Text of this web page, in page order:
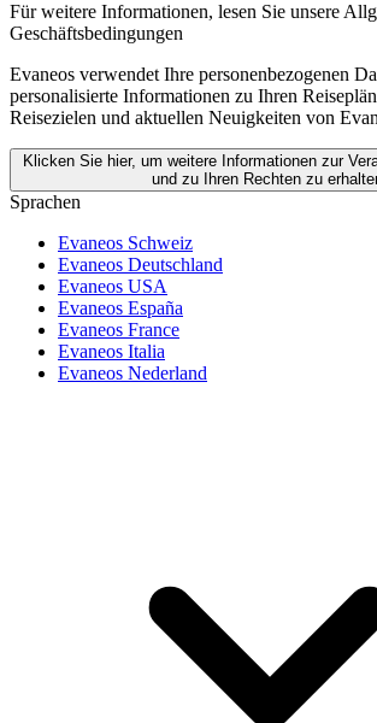
Für weitere Informationen, lesen Sie unsere
Geschäftsbedingungen
Evaneos verwendet Ihre personenbezogenen
personalisierte Informationen zu Ihren
Reisezielen und aktuellen Neuigkeiten von
Klicken Sie hier, um weitere Informationen zur
und zu Ihren Rechten zu
Sprachen
Evaneos Schweiz
Evaneos Deutschland
Evaneos USA
Evaneos España
Evaneos France
Evaneos Italia
Evaneos Nederland